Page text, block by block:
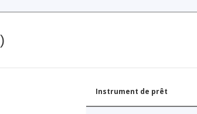
Instrument de prêt